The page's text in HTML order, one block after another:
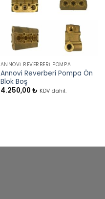
ANNOVI REVERBERI POMPA
Annovi Reverberi Pompa Ön
Blok Boş
4.250,00 ₺ KDV dahil.